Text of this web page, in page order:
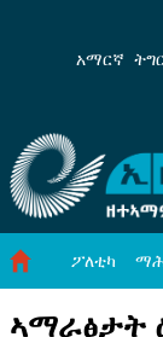
ኣማራፅታት
አማርኛ
ፖለቲካ
ኣማራፅታት